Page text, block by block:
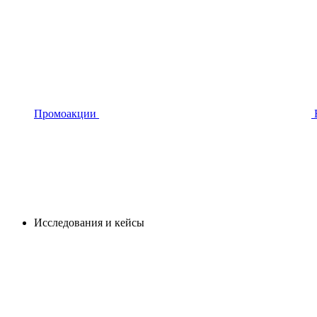
Промоакции
Исследования и кейсы